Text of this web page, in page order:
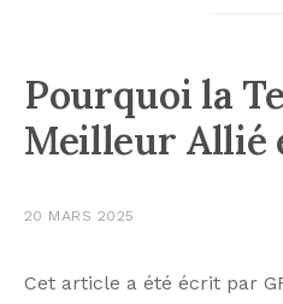
Pourquoi la
Meilleur Allié
20 MARS 2025
Cet article a été écrit par